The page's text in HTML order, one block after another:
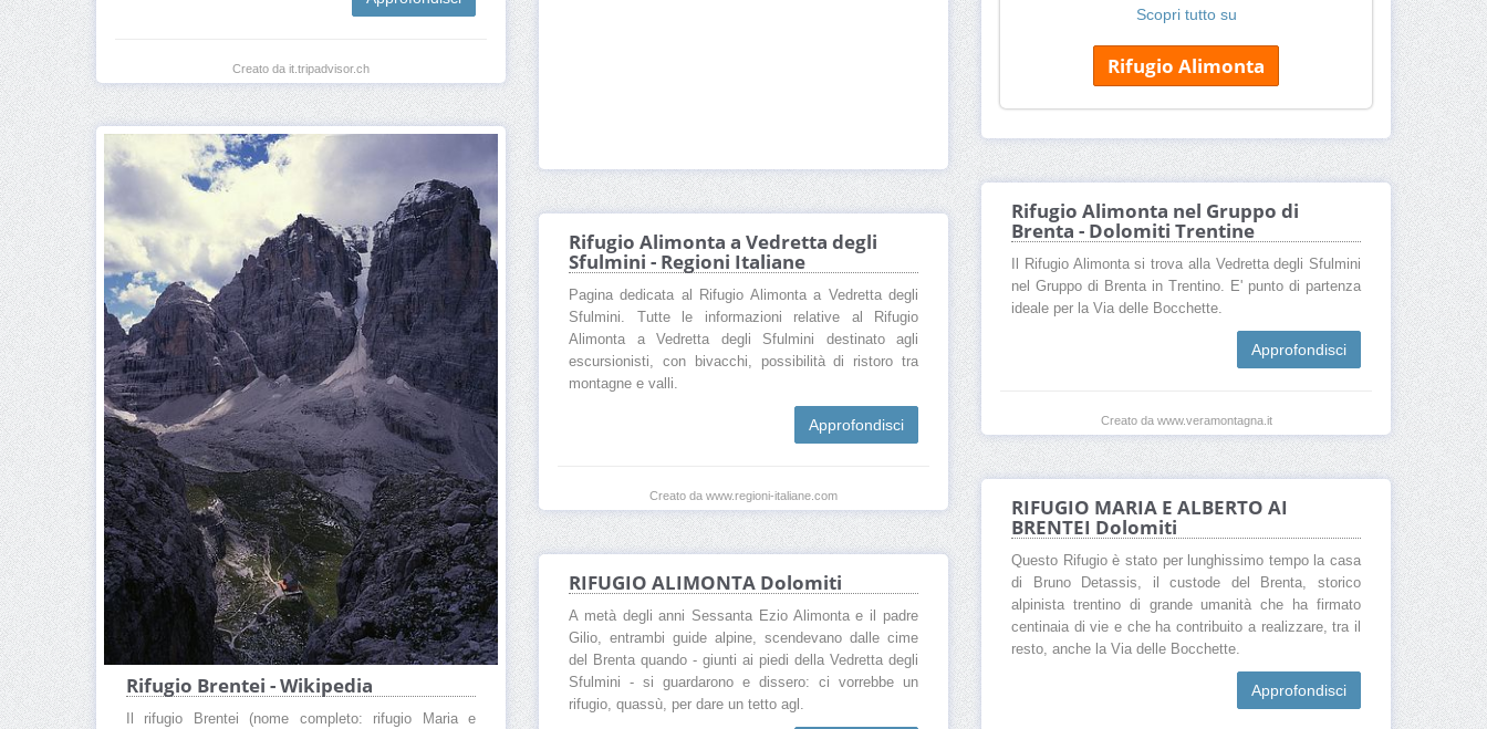
Creato da it.tripadvisor.ch
Scopri tutto su
Rifugio Alimonta
Rifugio Brentei - Wikipedia
Il rifugio Brentei (nome completo: rifugio Maria e
Rifugio Alimonta nel Gruppo di
Brenta - Dolomiti Trentine
Il Rifugio Alimonta si trova alla Vedretta degli Sfulmini
nel Gruppo di Brenta in Trentino. E' punto di partenza
ideale per la Via delle Bocchette.
Approfondisci
Creato da www.veramontagna.it
Rifugio Alimonta a Vedretta degli
Sfulmini - Regioni Italiane
Pagina dedicata al Rifugio Alimonta a Vedretta degli
Sfulmini. Tutte le informazioni relative al Rifugio
Alimonta a Vedretta degli Sfulmini destinato agli
escursionisti, con bivacchi, possibilità di ristoro tra
montagne e valli.
Approfondisci
Creato da www.regioni-italiane.com RIFUGIO MARIA E ALBERTO AI
BRENTEI Dolomiti
Questo Rifugio è stato per lunghissimo tempo la casa
di Bruno Detassis, il custode del Brenta, storico
alpinista trentino di grande umanità che ha firmato
centinaia di vie e che ha contribuito a realizzare, tra il
resto, anche la Via delle Bocchette.
Approfondisci
RIFUGIO ALIMONTA Dolomiti
A metà degli anni Sessanta Ezio Alimonta e il padre
Gilio, entrambi guide alpine, scendevano dalle cime
del Brenta quando - giunti ai piedi della Vedretta degli
Sfulmini - si guardarono e dissero: ci vorrebbe un
rifugio, quassù, per dare un tetto agl.